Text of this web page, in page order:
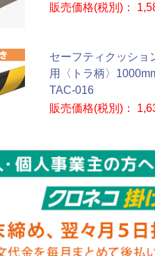
販売価格(税別)：
セーフティクッショ
用〈トラ柄〉
TAC-016
販売価格(税別)：